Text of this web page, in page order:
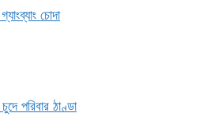
চোদা
পরিবার ঠাণ্ডা